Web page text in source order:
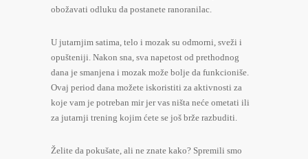
obožavati odluku da postanete ranoranilac.
U jutarnjim satima, telo i mozak su odmorni, sveži i
opušteniji. Nakon sna, sva napetost od prethodnog
dana je smanjena i mozak može bolje da funkcioniše.
Ovaj period dana možete iskoristiti za aktivnosti za
koje vam je potreban mir jer vas ništa neće ometati ili
za jutarnji trening kojim ćete se još brže razbuditi.
Želite da pokušate, ali ne znate kako? Spremili smo